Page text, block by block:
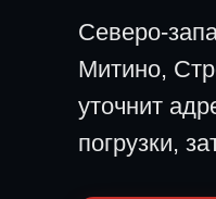
Северо-
Митино,
уточнит
погрузки,